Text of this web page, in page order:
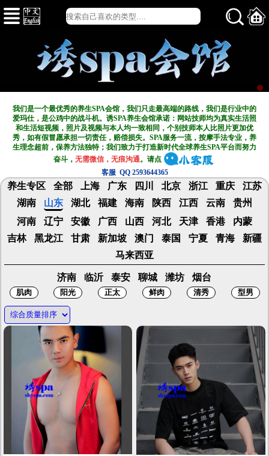
我们是一个最优秀的养生SPA会馆，我们只走最高端的路线，我们是行业中的
爱玛仕，是公鸡中的战斗机。诱SPA养生会馆承诺：网站技师均为真实生活照
和生活短视频，照片及视频与本人均一致相同，个别技师本人比照片更加优
秀，如有假冒愿承担一切责任，赔偿损失。SPA服务一流，按摩手法专业，养
生理念超前，保养方法独特；我们致力于打造新时代全球养生SPA平台而努力
奋斗，无需微信，无痕沟通。请点
客服 QQ 2593644365
养生专区 全部 上海 广东 四川 北京 浙江 重庆
江苏
湖南
山东 湖北 福建 海南 陕西 江西 云南
贵州
河南
辽宁 安徽 广西 山西 河北 天津 香港
内蒙
吉林
黑龙江 甘肃 新加坡 澳门 泰国 宁夏 青海
新疆
马来西亚
济南 临沂 泰安 聊城 潍坊 烟台